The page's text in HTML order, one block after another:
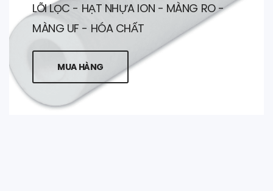
LÕI LỌC - HẠT NHỰA ION - MÀNG RO -
MÀNG UF - HÓA CHẤT
MUA HÀNG